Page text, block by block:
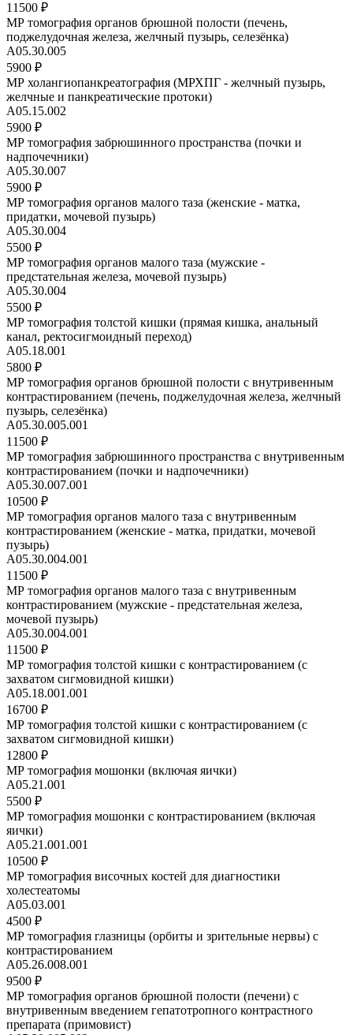
11500 ₽
МР томография органов брюшной полости (печень,
поджелудочная железа, желчный пузырь, селезёнка)
A05.30.005
5900 ₽
МР холангиопанкреатография (МРХПГ - желчный пузырь,
желчные и панкреатические протоки)
A05.15.002
5900 ₽
МР томография забрюшинного пространства (почки и
надпочечники)
A05.30.007
5900 ₽
МР томография органов малого таза (женские - матка,
придатки, мочевой пузырь)
A05.30.004
5500 ₽
МР томография органов малого таза (мужские -
предстательная железа, мочевой пузырь)
А05.30.004
5500 ₽
МР томография толстой кишки (прямая кишка, анальный
канал, ректосигмоидный переход)
А05.18.001
5800 ₽
МР томография органов брюшной полости с внутривенным
контрастированием (печень, поджелудочная железа, желчный
пузырь, селезёнка)
A05.30.005.001
11500 ₽
МР томография забрюшинного пространства с внутривенным
контрастированием (почки и надпочечники)
A05.30.007.001
10500 ₽
МР томография органов малого таза с внутривенным
контрастированием (женские - матка, придатки, мочевой
пузырь)
A05.30.004.001
11500 ₽
МР томография органов малого таза с внутривенным
контрастированием (мужские - предстательная железа,
мочевой пузырь)
A05.30.004.001
11500 ₽
МР томография толстой кишки с контрастированием (с
захватом сигмовидной кишки)
А05.18.001.001
16700 ₽
МР томография толстой кишки с контрастированием (с
захватом сигмовидной кишки)
12800 ₽
МР томография мошонки (включая яички)
А05.21.001
5500 ₽
МР томография мошонки с контрастированием (включая
яички)
A05.21.001.001
10500 ₽
МР томография височных костей для диагностики
холестеатомы
А05.03.001
4500 ₽
МР томография глазницы (орбиты и зрительные нервы) с
контрастированием
А05.26.008.001
9500 ₽
МР томография органов брюшной полости (печени) с
внутривенным введением гепатотропного контрастного
препарата (примовист)